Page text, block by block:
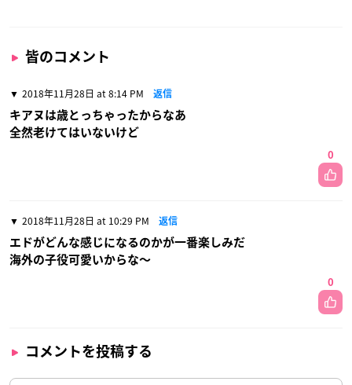
皆のコメント
2018年11月28日 at 8:14 PM 返信
キアヌは歳とっちゃったからなあ
全然老けてはいないけど
0
2018年11月28日 at 10:29 PM 返信
エドがどんな感じになるのかが一番楽しみだ
海外の子役可愛いからな〜
0
コメントを投稿する